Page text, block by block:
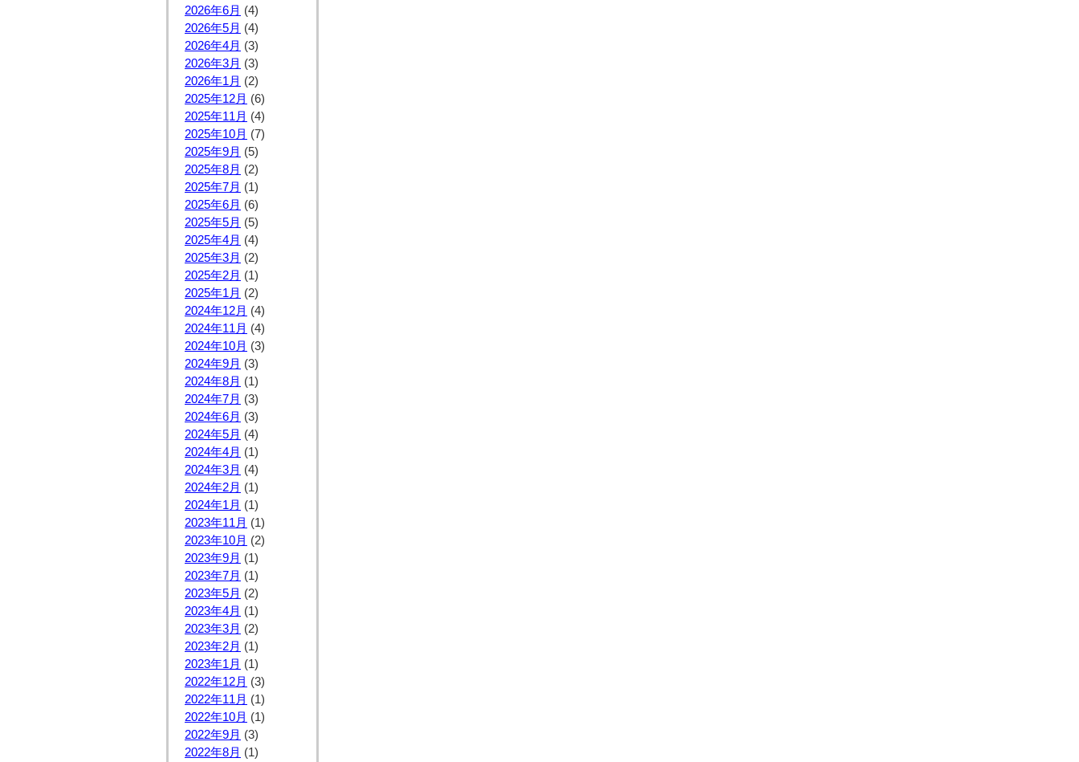
2026年6月 (4)
2026年5月 (4)
2026年4月 (3)
2026年3月 (3)
2026年1月 (2)
2025年12月 (6)
2025年11月 (4)
2025年10月 (7)
2025年9月 (5)
2025年8月 (2)
2025年7月 (1)
2025年6月 (6)
2025年5月 (5)
2025年4月 (4)
2025年3月 (2)
2025年2月 (1)
2025年1月 (2)
2024年12月 (4)
2024年11月 (4)
2024年10月 (3)
2024年9月 (3)
2024年8月 (1)
2024年7月 (3)
2024年6月 (3)
2024年5月 (4)
2024年4月 (1)
2024年3月 (4)
2024年2月 (1)
2024年1月 (1)
2023年11月 (1)
2023年10月 (2)
2023年9月 (1)
2023年7月 (1)
2023年5月 (2)
2023年4月 (1)
2023年3月 (2)
2023年2月 (1)
2023年1月 (1)
2022年12月 (3)
2022年11月 (1)
2022年10月 (1)
2022年9月 (3)
2022年8月 (1)